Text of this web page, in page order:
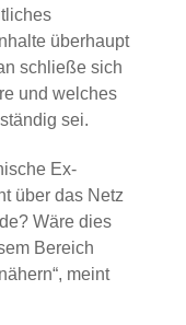
überhaupt
schließe sich
und welches
sei.
Ex-
über das Netz
Wäre dies
Bereich
meint